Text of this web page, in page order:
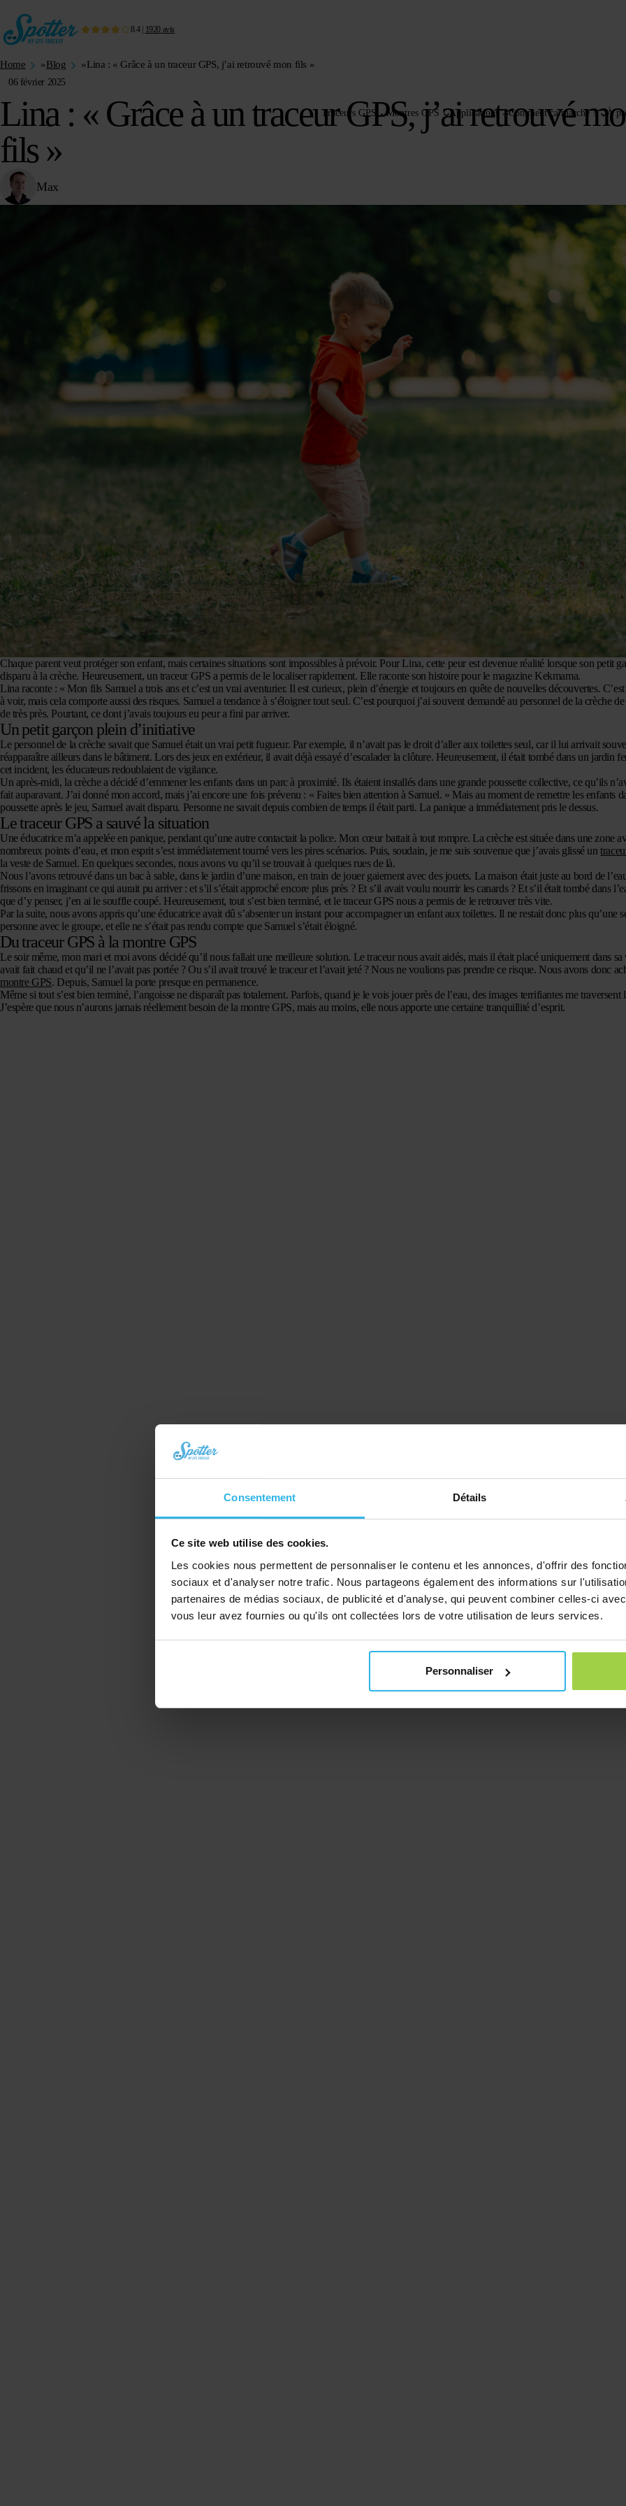
Consentement Détails
Ce site web utilise des cookies.
Les cookies nous permettent de personnaliser le contenu et les annonces, d'offrir des
sociaux et d'analyser notre trafic. Nous partageons également des informations sur
partenaires de médias sociaux, de publicité et d'analyse, qui peuvent combiner celles-ci
vous leur avez fournies ou qu'ils ont collectées lors de votre utilisation de leurs services.
Personnaliser
8.4| 1920 avis
Traceurs GPS Montres GPS Applications Comment ça marche ? À
Home »Blog »Lina : « Grâce à un traceur GPS, j’ai retrouvé mon fils »
06 février 2025
Lina : « Grâce à un traceur GPS, j’ai retrouvé
fils »
Max
Chaque parent veut protéger son enfant, mais certaines situations sont impossibles à prévoir. Pour Lina, cette peur est devenue réalité lorsque son petit
disparu à la crèche. Heureusement, un traceur GPS a permis de le localiser rapidement. Elle raconte son histoire pour le magazine Kekmama.
Lina raconte : « Mon fils Samuel a trois ans et c’est un vrai aventurier. Il est curieux, plein d’énergie et toujours en quête de nouvelles découvertes.
à voir, mais cela comporte aussi des risques. Samuel a tendance à s’éloigner tout seul. C’est pourquoi j’ai souvent demandé au personnel de la crèche
de très près. Pourtant, ce dont j’avais toujours eu peur a fini par arriver.
Un petit garçon plein d’initiative
Le personnel de la crèche savait que Samuel était un vrai petit fugueur. Par exemple, il n’avait pas le droit d’aller aux toilettes seul, car il lui arrivait
réapparaître ailleurs dans le bâtiment. Lors des jeux en extérieur, il avait déjà essayé d’escalader la clôture. Heureusement, il était tombé dans un jardin
cet incident, les éducateurs redoublaient de vigilance.
Un après-midi, la crèche a décidé d’emmener les enfants dans un parc à proximité. Ils étaient installés dans une grande poussette collective, ce qu’ils
fait auparavant. J’ai donné mon accord, mais j’ai encore une fois prévenu : « Faites bien attention à Samuel. » Mais au moment de remettre les enfants
poussette après le jeu, Samuel avait disparu. Personne ne savait depuis combien de temps il était parti. La panique a immédiatement pris le dessus.
Le traceur GPS a sauvé la situation
Une éducatrice m’a appelée en panique, pendant qu’une autre contactait la police. Mon cœur battait à tout rompre. La crèche est située dans une zone
nombreux points d’eau, et mon esprit s’est immédiatement tourné vers les pires scénarios. Puis, soudain, je me suis souvenue que j’avais glissé un
la veste de Samuel. En quelques secondes, nous avons vu qu’il se trouvait à quelques rues de là.
Nous l’avons retrouvé dans un bac à sable, dans le jardin d’une maison, en train de jouer gaiement avec des jouets. La maison était juste au bord de
frissons en imaginant ce qui aurait pu arriver : et s’il s’était approché encore plus près ? Et s’il avait voulu nourrir les canards ? Et s’il était tombé dans
que d’y penser, j’en ai le souffle coupé. Heureusement, tout s’est bien terminé, et le traceur GPS nous a permis de le retrouver très vite.
Par la suite, nous avons appris qu’une éducatrice avait dû s’absenter un instant pour accompagner un enfant aux toilettes. Il ne restait donc plus qu’une
personne avec le groupe, et elle ne s’était pas rendu compte que Samuel s’était éloigné.
Du traceur GPS à la montre GPS
Le soir même, mon mari et moi avons décidé qu’il nous fallait une meilleure solution. Le traceur nous avait aidés, mais il était placé uniquement dans sa
avait fait chaud et qu’il ne l’avait pas portée ? Ou s’il avait trouvé le traceur et l’avait jeté ? Nous ne voulions pas prendre ce risque. Nous avons donc
montre GPS. Depuis, Samuel la porte presque en permanence.
Même si tout s’est bien terminé, l’angoisse ne disparaît pas totalement. Parfois, quand je le vois jouer près de l’eau, des images terrifiantes me traversent
J’espère que nous n’aurons jamais réellement besoin de la montre GPS, mais au moins, elle nous apporte une certaine tranquillité d’esprit.